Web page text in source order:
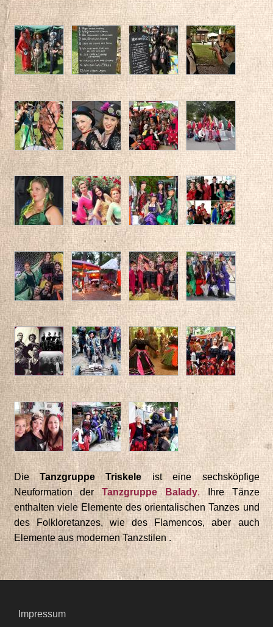
DieTanzgruppe Triskeleist eine sechsköpfige
Neuformation derTanzgruppe Balady. Ihre Tänze
enthalten viele Elemente des orientalischen Tanzes und
des Folkloretanzes, wie des Flamencos, aber auch
Elemente aus modernen Tanzstilen .
Impressum